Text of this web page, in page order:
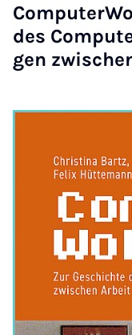
des
gen